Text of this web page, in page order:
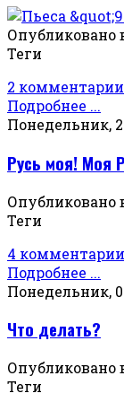
Опубликовано
Теги
2 комментарии
Подробнее ...
Понедельник,
Русь моя! Моя
Опубликовано
Теги
4 комментарии
Подробнее ...
Понедельник,
Что делать?
Опубликовано
Теги